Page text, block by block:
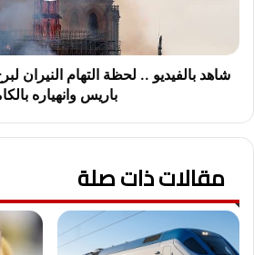
نوتردام
في
بالكامل
شاهد بالفيديو .. لحظة التهام النيران
باريس وانهياره
مقالات ذات صلة